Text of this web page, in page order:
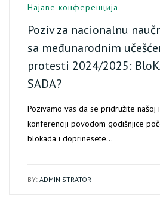
Најаве конференција
Poziv za nacionalnu
sa međunarodnim
protesti 2024/2025:
SADA?
Pozivamo vas da se pridružite našoj
konferenciji povodom godišnjice
blokada i doprinesete…
BY: ADMINISTRATOR